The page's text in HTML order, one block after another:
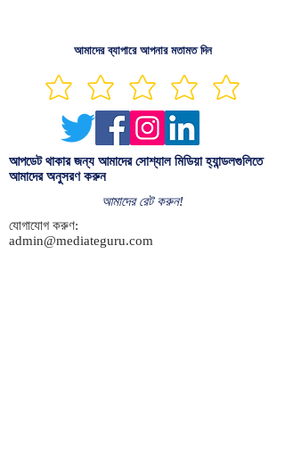
আমাদের ব্যাপারে আপনার মতামত দিন
আপডেট থাকার জন্য আমাদের সোশ্যাল মিডিয়া হ্যান্ডলগুলিতে
আমাদের অনুসরণ করুন
আমাদের রেট করুন!
যোগাযোগ করুণ:
admin@mediateguru.com